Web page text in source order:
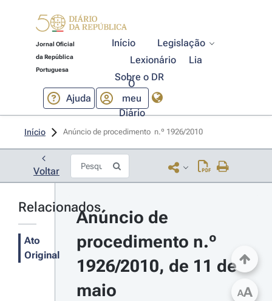
Jornal Oficial
da República
Portuguesa
Início
Legislação
Lexionário
Lia
Sobre o DR
Ajuda
O
meu
Diário
Início Anúncio de procedimento  n.º 1926/2010
Voltar
Relacionados
Ato
Original
Anúncio de
procedimento n.º
1926/2010, de 11 de
maio
AA